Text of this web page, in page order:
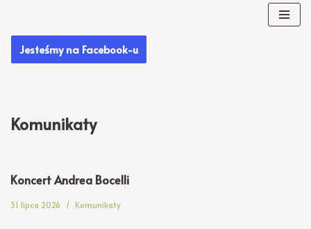
Przejdź
doJesteśmy na Facebook-u
Komunikaty
Koncert Andrea Bocelli
31 lipca 2026 Komunikaty